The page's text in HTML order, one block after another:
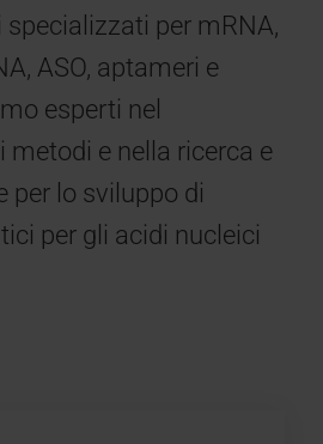
per mRNA,
ASO, aptameri e
esperti nel
e nella ricerca e
per lo sviluppo di
per gli acidi nucleici